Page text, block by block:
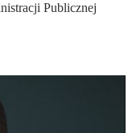
Publicznej